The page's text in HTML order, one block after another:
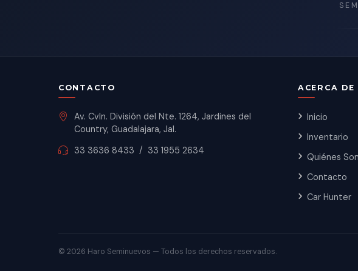
CONTACTO
Av. Cvln. División del Nte. 1264, Jardines del
Country, Guadalajara, Jal.
33 3636 8433 / 33 1955 2634
ACERCA DE
Inicio
Inventario
Quiénes
Contacto
Car Hunter
© 2026 Haro Seminuevos — Todos los derechos reservados.